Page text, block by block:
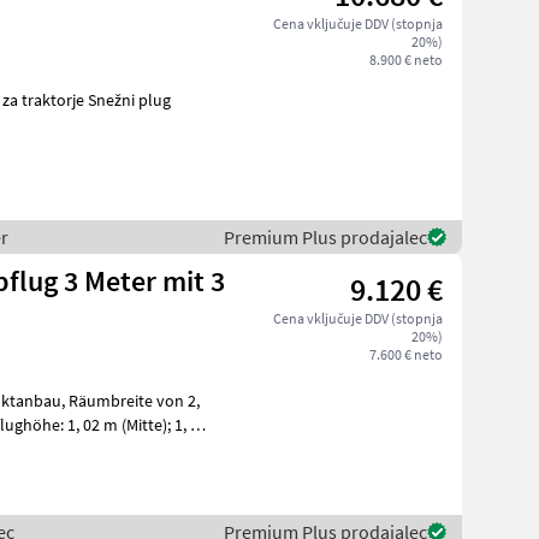
Cena vključuje DDV (stopnja
20%)
8.900 € neto
oprema za traktorje Snežni plug
Premium Plus prodajalec
3 Meter mit 3 9.120 €
Cena vključuje DDV (stopnja
20%)
7.600 € neto
von 2,
Premium Plus prodajalec